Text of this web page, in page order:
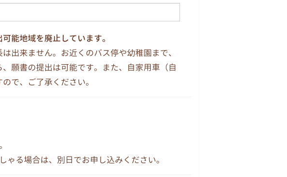
能地域を廃止しています。
出来ません。お近くのバス停や幼稚園まで、
願書の提出は可能です。また、自家用車（自
で、ご了承ください。
ゃる場合は、別日でお申し込みください。